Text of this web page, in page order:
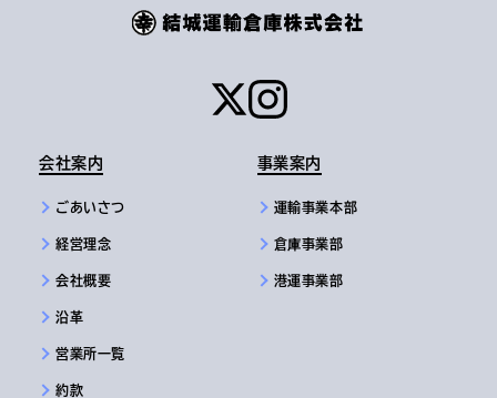
会社案内
ごあいさつ
経営理念
会社概要
沿革
営業所一覧
約款
事業案内
運輸事業本部
倉庫事業部
港運事業部